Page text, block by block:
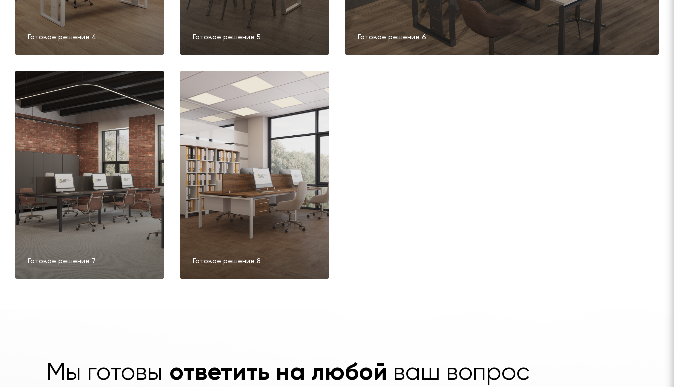
Готовое решение 4 Готовое решение 5 Готовое решение 6
Готовое решение 7 Готовое решение 8
Мы готовы ответить на любой ваш вопрос